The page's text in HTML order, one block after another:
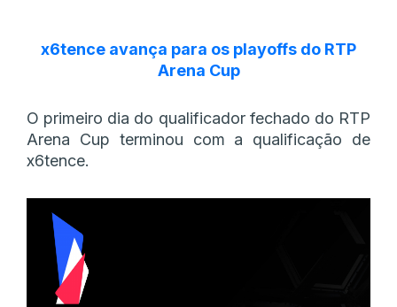
x6tence avança para os playoffs do RTP
Arena Cup
O primeiro dia do qualificador fechado do RTP
Arena Cup terminou com a qualificação de
x6tence.